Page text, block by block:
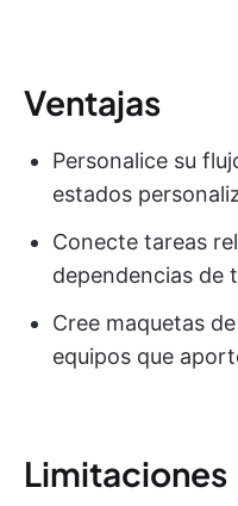
Ventajas
Personalice su
estados
Conecte tareas
dependencias de
Cree maquetas
equipos que
Limitaciones